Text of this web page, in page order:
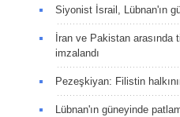
Siyonist İsrail, Lübnan'ın
İran ve Pakistan arasında
imzalandı
Pezeşkiyan: Filistin
Lübnan'ın güneyinde